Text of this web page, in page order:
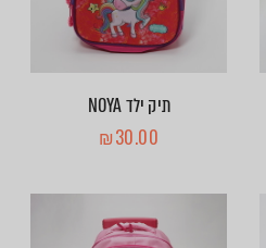
תיק ילד NOYA
₪30.00